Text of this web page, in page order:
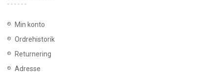
Min konto
Ordrehistorik
Returnering
Adresse